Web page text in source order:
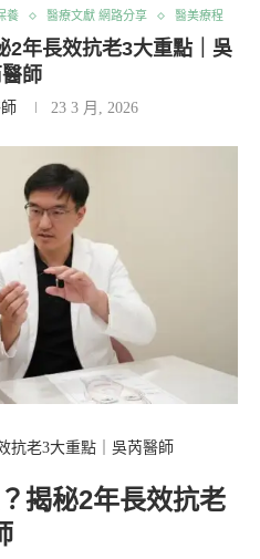
養 醫療文獻 網路分享 醫美療程
2年長效抗老3大重點｜吳
師
23 3 月, 2026
抗老3大重點｜吳芮醫師
揭秘2年長效抗老